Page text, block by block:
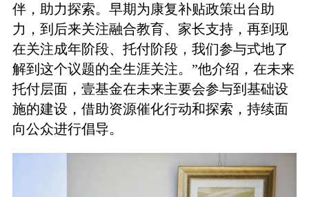
伴，助力探索。早期为康复补贴政策出台助
力，到后来关注融合教育、家长支持，再到现
在关注成年阶段、托付阶段，我们参与式地了
解到这个议题的全生涯关注。”他介绍，在未来
托付层面，壹基金在未来主要会参与到基础设
施的建设，借助资源催化行动和探索，持续面
向公众进行倡导。